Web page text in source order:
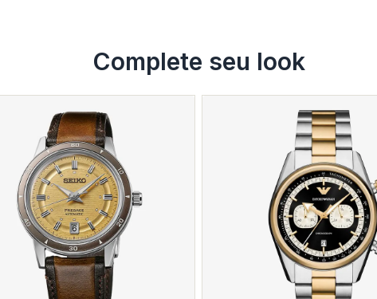
Complete seu look